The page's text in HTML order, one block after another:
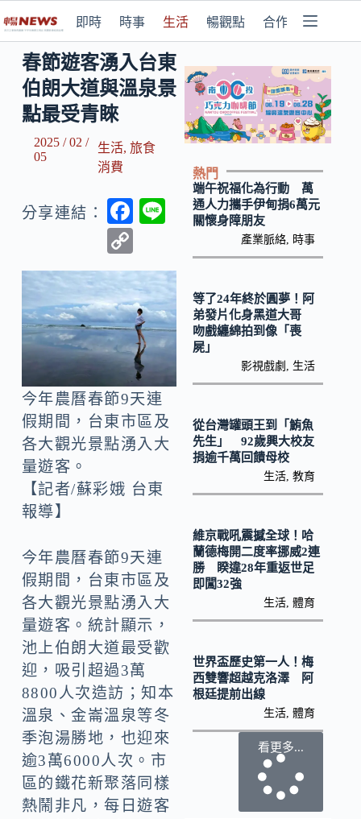
即時 時事 生活 暢觀點 合作媒體
春節遊客湧入台東
伯朗大道與溫泉景
點最受青睞
2025 / 02 /
05
生活, 旅食
消費
分享連結：
F
b
o
o
k
o
p
y
Li
n
k
今年農曆春節9天連
假期間，台東市區及
各大觀光景點湧入大
量遊客。
【記者/蘇彩娥 台東
報導】
今年農曆春節9天連
假期間，台東市區及
各大觀光景點湧入大
量遊客。統計顯示，
池上伯朗大道最受歡
迎，吸引超過3萬
8800人次造訪；知本
溫泉、金崙溫泉等冬
季泡湯勝地，也迎來
逾3萬6000人次。市
區的鐵花新聚落同樣
熱鬧非凡，每日遊客
熱門
端午祝福化為行動 萬
通人力攜手伊甸捐6萬元
關懷身障朋友
產業脈絡 時事
等了24年終於圓夢！阿
弟發片化身黑道大哥
吻戲纏綿拍到像「喪
屍」
影視戲劇 生活
從台灣罐頭王到「鮪魚
先生」 92歲興大校友
捐逾千萬回饋母校
生活 ,教育
維京戰吼震撼全球！哈
蘭德梅開二度率挪威2連
勝 睽違28年重返世足
即闖32強
生活 ,體育
世界盃歷史第一人！梅
西雙響超越克洛澤 阿
根廷提前出線
生活 ,體育
看更多...